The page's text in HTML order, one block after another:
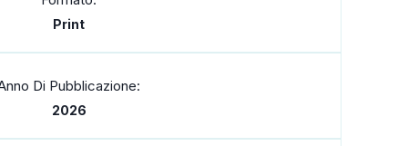
Print
Di Pubblicazione:
2026